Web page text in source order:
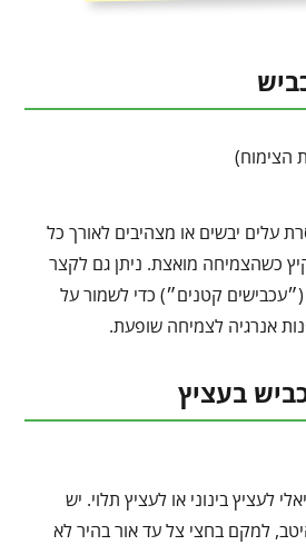
הצימוח)
עלים יבשים או מצהיבים לאורך כל
כשהצמיחה מואצת. ניתן גם לקצר
קטנים״) כדי לשמור על
אנרגיה לצמיחה שופעת.
בעציץ
לעציץ בינוני או לעציץ תלוי. יש
למקם בחצי צל עד אור בהיר לא